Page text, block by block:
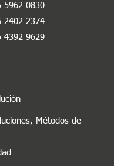
5962 0830
2402 2374
4392 9629
Métodos de